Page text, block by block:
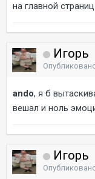
на главной
Игорь
ando, я б
вешал и ноль
Игорь